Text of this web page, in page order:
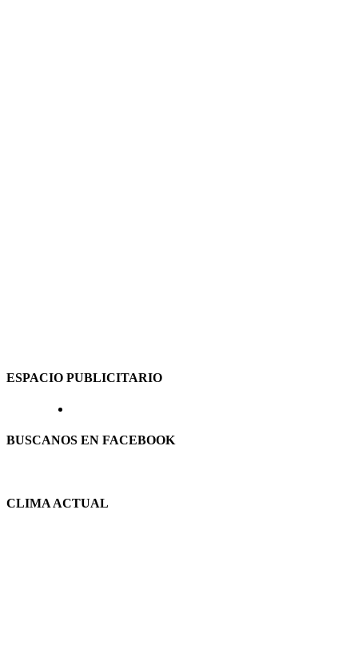
ESPACIO PUBLICITARIO
BUSCANOS EN FACEBOOK
CLIMA ACTUAL